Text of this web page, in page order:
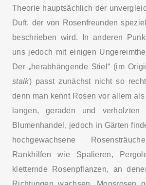
THIS SEARCH BAR ONLY WORKS IN THE
THE WEBSITE! NON-GERMAN SPEAKERS
Theorie hauptsächlich der
Duft, der von Rosenfreunden
beschrieben wird. In anderen
uns jedoch mit einigen
Der „herabhängende Stiel“ (im
stalk) passt zunächst nicht so
denn man kennt Rosen vor allem
langen, geraden und
Blumenhandel, jedoch in Gärten
hochgewachsene
Rankhilfen wie Spalieren,
kletternde Rosenpflanzen, an